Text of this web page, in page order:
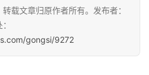
载文章归原作者所有。发布者：
gongsi/9272